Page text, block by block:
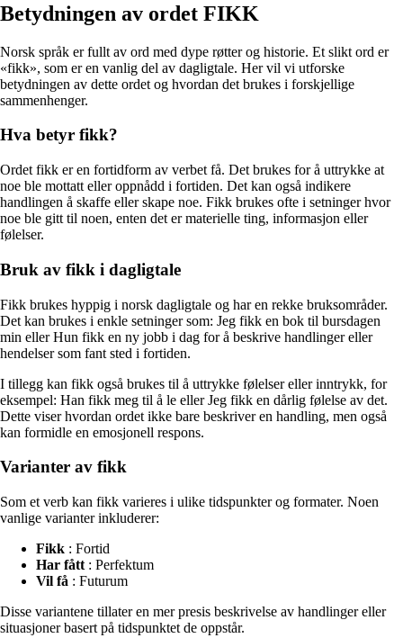
Betydningen av ordet FIKK
Norsk språk er fullt av ord med dype røtter og historie. Et slikt ord er
«fikk», som er en vanlig del av dagligtale. Her vil vi utforske
betydningen av dette ordet og hvordan det brukes i forskjellige
sammenhenger.
Hva betyr fikk?
Ordet fikk er en fortidform av verbet få. Det brukes for å uttrykke at
noe ble mottatt eller oppnådd i fortiden. Det kan også indikere
handlingen å skaffe eller skape noe. Fikk brukes ofte i setninger hvor
noe ble gitt til noen, enten det er materielle ting, informasjon eller
følelser.
Bruk av fikk i dagligtale
Fikk brukes hyppig i norsk dagligtale og har en rekke bruksområder.
Det kan brukes i enkle setninger som: Jeg fikk en bok til bursdagen
min eller Hun fikk en ny jobb i dag for å beskrive handlinger eller
hendelser som fant sted i fortiden.
I tillegg kan fikk også brukes til å uttrykke følelser eller inntrykk, for
eksempel: Han fikk meg til å le eller Jeg fikk en dårlig følelse av det.
Dette viser hvordan ordet ikke bare beskriver en handling, men også
kan formidle en emosjonell respons.
Varianter av fikk
Som et verb kan fikk varieres i ulike tidspunkter og formater. Noen
vanlige varianter inkluderer:
Fikk : Fortid
Har fått : Perfektum
Vil få : Futurum
Disse variantene tillater en mer presis beskrivelse av handlinger eller
situasjoner basert på tidspunktet de oppstår.